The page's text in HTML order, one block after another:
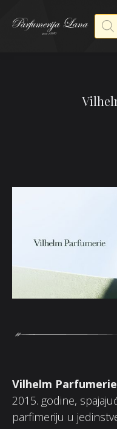
Vilhelm Parfumerie
2015. godine,
parfimeriju u